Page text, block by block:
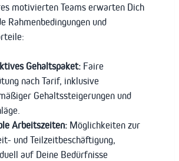
motivierten Teams erwarten Dich
Rahmenbedingungen und
Gehaltspaket: Faire
nach Tarif, inklusive
Gehaltssteigerungen und
Arbeitszeiten: Möglichkeiten zur
und Teilzeitbeschäftigung,
auf Deine Bedürfnisse